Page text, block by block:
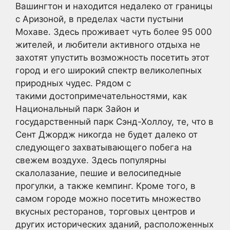
Вашингтон и находится недалеко от границы
с Аризоной, в пределах части пустыни
Мохаве. Здесь проживает чуть более 95 000
жителей, и любители активного отдыха не
захотят упустить возможность посетить этот
город и его широкий спектр великолепных
природных чудес. Рядом с
такими достопримечательностями, как
Национальный парк Зайон и
государственный парк Сэнд-Холлоу, те, что в
Сент Джордж никогда не будет далеко от
следующего захватывающего побега на
свежем воздухе. Здесь популярны
скалолазание, пешие и велосипедные
прогулки, а также кемпинг. Кроме того, в
самом городе можно посетить множество
вкусных ресторанов, торговых центров и
других исторических зданий, расположенных